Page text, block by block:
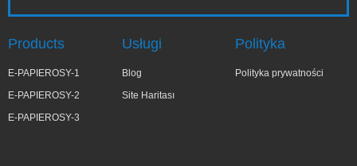
Products
E-PAPIEROSY-1
E-PAPIEROSY-2
E-PAPIEROSY-3
Usługi
Blog
Site Haritası
Polityka
Polityka prywatności